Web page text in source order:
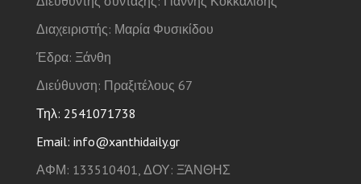
Διαχειριστής: Μαρία Φυσικίδου
Έδρα: Ξάνθη
Διεύθυνση: Πραξιτέλους 67
Τηλ: 2541071738
Email: info@xanthidaily.gr
ΑΦΜ: 133510401, ΔΟΥ: ΞΆΝΘΗΣ